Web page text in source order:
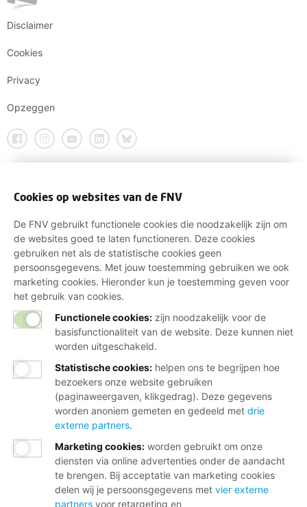
Disclaimer
Cookies
Privacy
Opzeggen
Cookies op websites van de FNV
De FNV gebruikt functionele cookies die noodzakelijk zijn om
de websites goed te laten functioneren. Deze cookies
gebruiken net als de statistische cookies geen
persoonsgegevens. Met jouw toestemming gebruiken we ook
marketing cookies. Hieronder kun je toestemming geven voor
het gebruik van cookies.
Functionele cookies: zijn noodzakelijk voor de
basisfunctionaliteit van de website. Deze kunnen niet
worden uitgeschakeld.
Statistische cookies: helpen ons te begrijpen hoe
bezoekers onze website gebruiken
(paginaweergaven, klikgedrag). Deze gegevens
worden anoniem gemeten en gedeeld met drie
externe partners.
Marketing cookies: worden gebruikt om onze
diensten via online advertenties onder de aandacht
te brengen. Bij acceptatie van marketing cookies
delen wij je persoonsgegevens met vier externe
partners voor retargeting en